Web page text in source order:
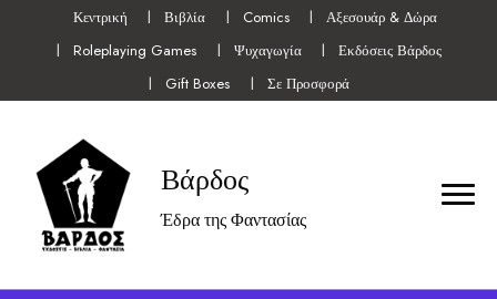
Κεντρική Βιβλία Comics
Αξεσουάρ & Δώρα
Roleplaying Games
Ψυχαγωγία
Εκδόσεις Βάρδος
Gift Boxes
Σε Προσφορά
Βάρδος
Έδρα της Φαντασίας